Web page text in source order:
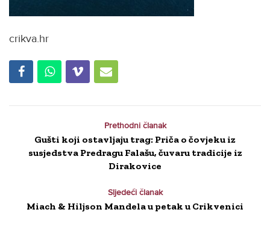
crikva.hr
Prethodni članak
Gušti koji ostavljaju trag: Priča o čovjeku iz
susjedstva Predragu Falašu, čuvaru tradicije iz
Dirakovice
Sljedeći članak
Miach & Hiljson Mandela u petak u Crikvenici